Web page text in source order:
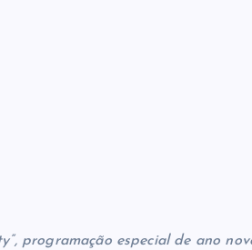
programação especial de ano